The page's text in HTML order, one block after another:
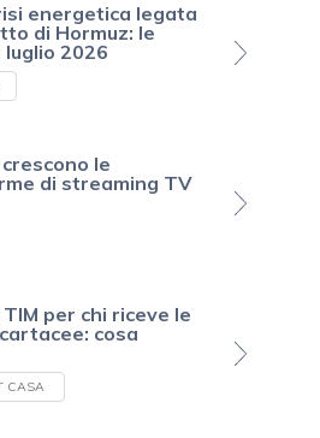
energetica legata
di Hormuz: le
2026
crescono le
di streaming TV
per chi riceve le
cosa
CASA